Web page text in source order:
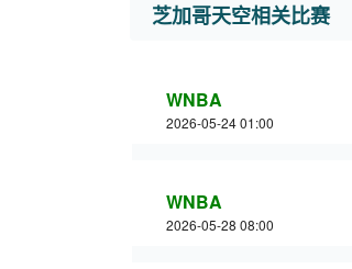
芝加哥天空相关比赛
WNBA
2026-05-24 01:00
WNBA
2026-05-28 08:00